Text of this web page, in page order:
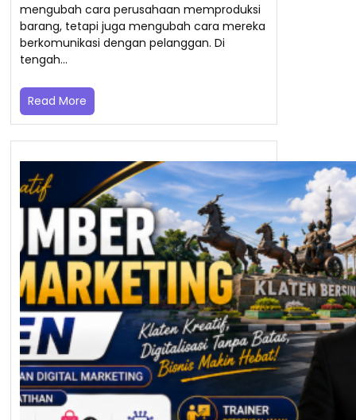
mengubah cara perusahaan memproduksi
barang, tetapi juga mengubah cara mereka
berkomunikasi dengan pelanggan. Di
tengah…
Read More